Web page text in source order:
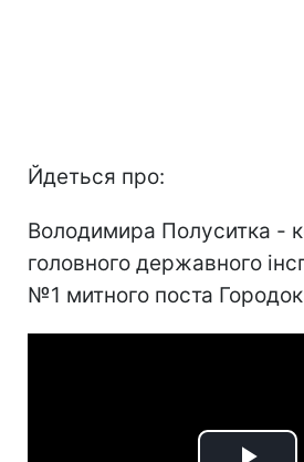
Йдеться про:
Володимира Полуситка -
головного державного
№1 митного поста